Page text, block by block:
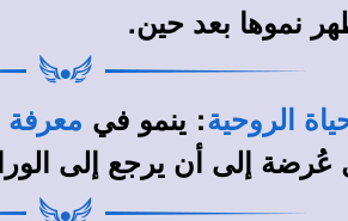
نموها بعد حين.
الروحية: ينمو في معرفة
عُرضة إلى أن يرجع إلى